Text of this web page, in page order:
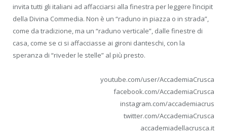
invita tutti gli italiani ad affacciarsi alla finestra per leggere l’incipit
della Divina Commedia. Non è un “raduno in piazza o in strada”,
come da tradizione, ma un “raduno verticale”, dalle finestre di
casa, come se ci si affacciasse ai gironi danteschi, con la
speranza di “riveder le stelle” al più presto.
youtube.com/user/AccademiaCrusca
facebook.com/AccademiaCrusca
instagram.com/accademiacrus
twitter.com/AccademiaCrusca
accademiadellacrusca.it